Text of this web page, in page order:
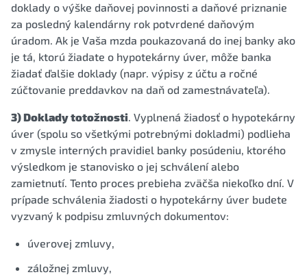
doklady o výške daňovej povinnosti a daňové priznanie
za posledný kalendárny rok potvrdené daňovým
úradom. Ak je Vaša mzda poukazovaná do inej banky ako
je tá, ktorú žiadate o hypotekárny úver, môže banka
žiadať ďalšie doklady (napr. výpisy z účtu a ročné
zúčtovanie preddavkov na daň od zamestnávateľa).
3) Doklady totožnosti. Vyplnená žiadosť o hypotekárny
úver (spolu so všetkými potrebnými dokladmi) podlieha
v zmysle interných pravidiel banky posúdeniu, ktorého
výsledkom je stanovisko o jej schválení alebo
zamietnutí. Tento proces prebieha zväčša niekoľko dní. V
prípade schválenia žiadosti o hypotekárny úver budete
vyzvaný k podpisu zmluvných dokumentov:
úverovej zmluvy,
záložnej zmluvy,